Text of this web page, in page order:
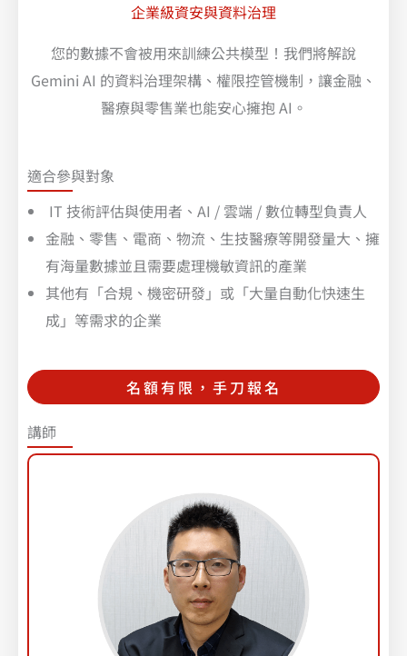
企業級資安與資料治理
您的數據不會被用來訓練公共模型！我們將解說
Gemini AI 的資料治理架構、權限控管機制，讓金融、
醫療與零售業也能安心擁抱 AI。
適合參與對象
IT 技術評估與使用者、AI / 雲端 / 數位轉型負責人
金融、零售、電商、物流、生技醫療等開發量大、擁
有海量數據並且需要處理機敏資訊的產業
其他有「合規、機密研發」或「大量自動化快速生
成」等需求的企業
名額有限，手刀報名
講師